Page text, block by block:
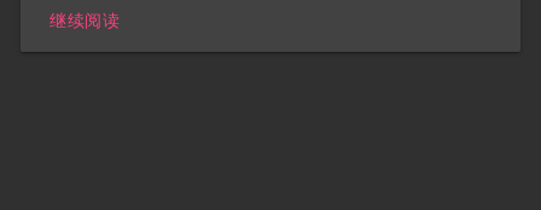
继续阅读